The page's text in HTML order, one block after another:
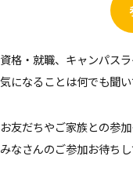
資格・就職、キャンパス
気になることは何でも聞
お友だちやご家族との参加
みなさんのご参加お待ちし